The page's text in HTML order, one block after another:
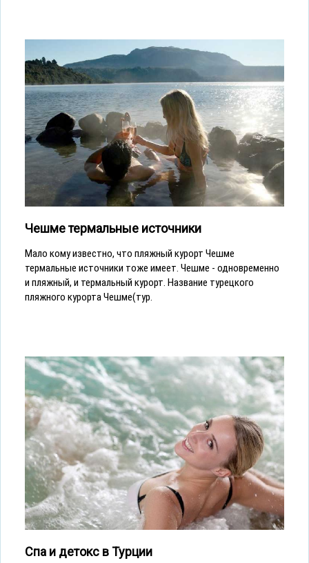
Чешме термальные источники
Мало кому известно, что пляжный курорт Чешме
термальные источники тоже имеет. Чешме - одновременно
и пляжный, и термальный курорт. Название турецкого
пляжного курорта Чешме(тур.
Спа и детокс в Турции